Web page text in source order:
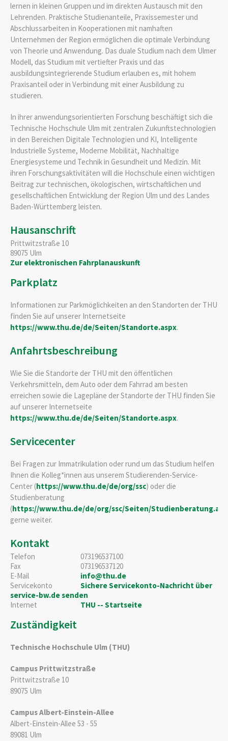
lernen in kleinen Gruppen und im direkten Austausch mit den
Lehrenden. Praktische Studienanteile, Praxissemester und
Abschlussarbeiten in Kooperationen mit namhaften
Unternehmen der Region ermöglichen die optimale Verbindung
von Theorie und Anwendung. Das duale Studium nach dem Ulmer
Modell, das Studium mit vertiefter Praxis und das
ausbildungsintegrierende Studium erlauben es, mit hohem
Praxisanteil oder in Verbindung mit einer Ausbildung zu
studieren.
In ihrer anwendungsorientierten Forschung beschäftigt sich die
Technische Hochschule Ulm mit zentralen Zukunftstechnologien
in den Bereichen Digitale Technologien und KI, Intelligente
Industrielle Systeme, Moderne Mobilität, Nachhaltige
Energiesysteme und Technik in Gesundheit und Medizin. Mit
ihren Forschungsaktivitäten will die Hochschule einen wichtigen
Beitrag zur technischen, ökologischen, wirtschaftlichen und
gesellschaftlichen Entwicklung der Region Ulm und des Landes
Baden-Württemberg leisten.
Hausanschrift
Prittwitzstraße 10
89075 Ulm
Zur elektronischen Fahrplanauskunft
Parkplatz
Informationen zur Parkmöglichkeiten an den Standorten der THU
finden Sie auf unserer Internetseite
https://www.thu.de/de/Seiten/Standorte.aspx.
Anfahrtsbeschreibung
Wie Sie die Standorte der THU mit den öffentlichen
Verkehrsmitteln, dem Auto oder dem Fahrrad am besten
erreichen sowie die Lagepläne der Standorte der THU finden Sie
auf unserer Internetseite
https://www.thu.de/de/Seiten/Standorte.aspx.
Servicecenter
Bei Fragen zur Immatrikulation oder rund um das Studium helfen
Ihnen die Kolleg*innen aus unserem Studierenden-Service-
Center (https://www.thu.de/de/org/ssc) oder die
Studienberatung
(https://www.thu.de/de/org/ssc/Seiten/
gerne weiter.
Kontakt
Telefon
073196537100
Fax
073196537120
E-Mail
info@thu.de
Servicekonto
Sichere Servicekonto-Nachricht über
service-bw.de senden
Internet
THU -- Startseite
Zuständigkeit
Technische Hochschule Ulm (THU)
Campus Prittwitzstraße
Prittwitzstraße 10
89075 Ulm
Campus Albert-Einstein-Allee
Albert-Einstein-Allee 53 - 55
89081 Ulm